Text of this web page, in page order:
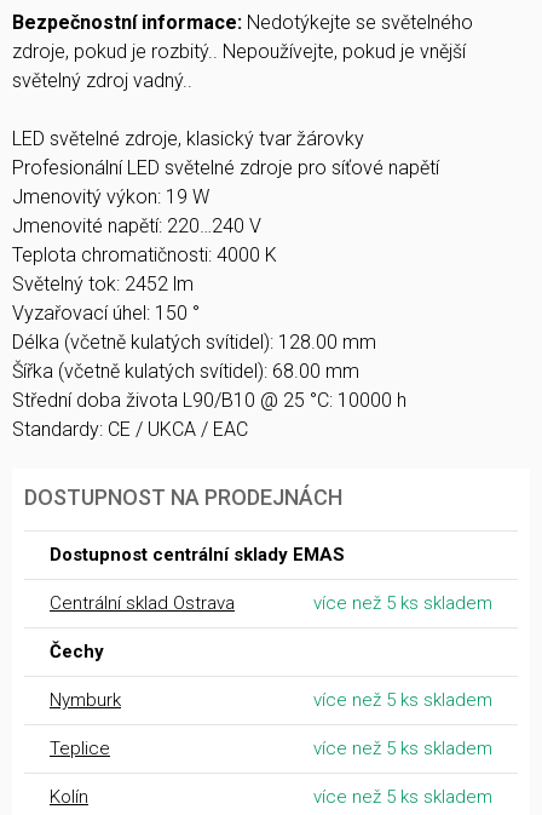
Bezpečnostní informace: Nedotýkejte se světelného
zdroje, pokud je rozbitý.. Nepoužívejte, pokud je vnější
světelný zdroj vadný..
LED světelné zdroje, klasický tvar žárovky
Profesionální LED světelné zdroje pro síťové napětí
Jmenovitý výkon: 19 W
Jmenovité napětí: 220…240 V
Teplota chromatičnosti: 4000 K
Světelný tok: 2452 lm
Vyzařovací úhel: 150 °
Délka (včetně kulatých svítidel): 128.00 mm
Šířka (včetně kulatých svítidel): 68.00 mm
Střední doba života L90/B10 @ 25 °C: 10000 h
Standardy: CE / UKCA / EAC
DOSTUPNOST NA PRODEJNÁCH
Dostupnost centrální sklady EMAS
Centrální sklad Ostrava více než 5 ks skladem
Čechy
Nymburk více než 5 ks skladem
Teplice více než 5 ks skladem
Kolín více než 5 ks skladem